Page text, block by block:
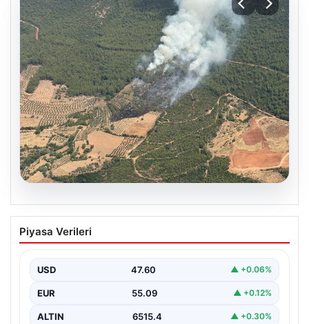
Muğla Yatağan’da orman yangını
Piyasa Verileri
USD 47.60 ▲ +0.06%
EUR 55.09 ▲ +0.12%
ALTIN 6515.4 ▲ +0.30%